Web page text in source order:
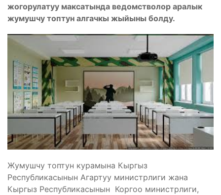
жогорулатуу максатында ведомстволор аралык
жумушчу топтун алгачкы жыйыны болду.
Жумушчу топтун курамына Кыргыз
Республикасынын Агартуу министрлиги жана
Кыргыз Республикасынын Коргоо министрлиги,